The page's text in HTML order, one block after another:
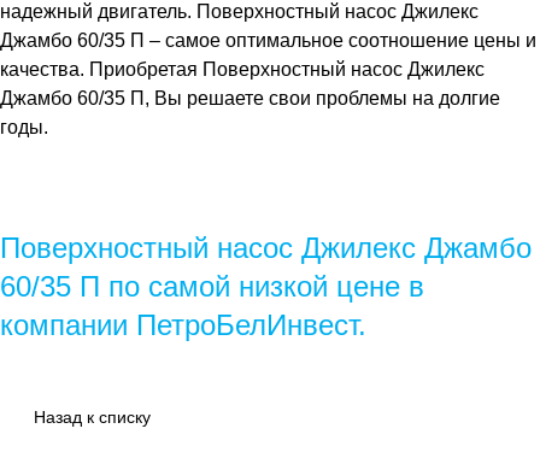
надежный двигатель. Поверхностный насос Джилекс
Джамбо 60/35 П – самое оптимальное соотношение цены и
качества. Приобретая Поверхностный насос Джилекс
Джамбо 60/35 П , Вы решаете свои проблемы на долгие
годы.
Поверхностный насос Джилекс Джамбо
60/35 П по самой низкой цене в
компании ПетроБелИнвест.
Назад к списку